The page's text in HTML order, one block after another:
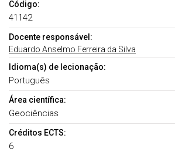
Código:
41142
Docente responsável:
Eduardo Anselmo Ferreira da Silva
Idioma(s) de lecionação:
Português
Área científica:
Geociências
Créditos ECTS:
6